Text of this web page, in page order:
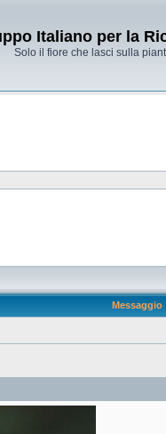
Italiano per la
Solo il fiore che lasci sulla
Messaggio